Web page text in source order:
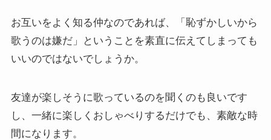
お互いをよく知る仲なのであれば、「恥ずかしいから
歌うのは嫌だ」ということを素直に伝えてしまっても
いいのではないでしょうか。
友達が楽しそうに歌っているのを聞くのも良いです
し、一緒に楽しくおしゃべりするだけでも、素敵な時
間になります。